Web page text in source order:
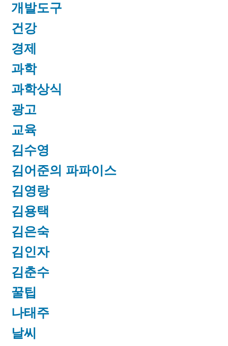
개발도구
건강
경제
과학
과학상식
광고
교육
김수영
김어준의 파파이스
김영랑
김용택
김은숙
김인자
김춘수
꿀팁
나태주
날씨